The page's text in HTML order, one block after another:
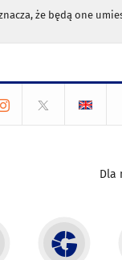
że będą one
Dla